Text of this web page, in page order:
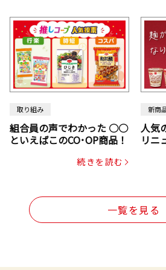
取り組み
組合員の声でわかった ○○
といえばこのCO･OP商品！
続きを読む
新商
人気
リニ
一覧を見る